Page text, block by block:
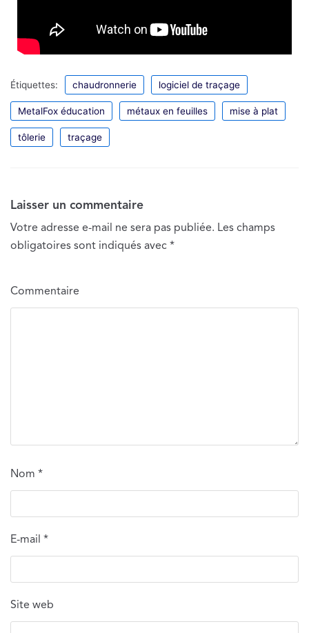
Étiquettes: chaudronnerie logiciel de traçage
MetalFox éducation métaux en feuilles mise à plat
tôlerie traçage
Laisser un commentaire
Votre adresse e-mail ne sera pas publiée. Les champs
obligatoires sont indiqués avec *
Commentaire
Nom *
E-mail *
Site web